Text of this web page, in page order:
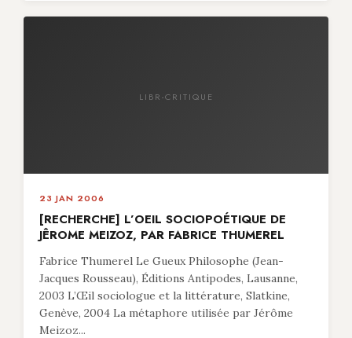
LIBR-CRITIQUE
23 JAN 2006
[RECHERCHE] L’OEIL SOCIOPOÉTIQUE DE
JÊROME MEIZOZ, PAR FABRICE THUMEREL
Fabrice Thumerel Le Gueux Philosophe (Jean-
Jacques Rousseau), Éditions Antipodes, Lausanne,
2003 L’Œil sociologue et la littérature, Slatkine,
Genève, 2004 La métaphore utilisée par Jérôme
Meizoz...